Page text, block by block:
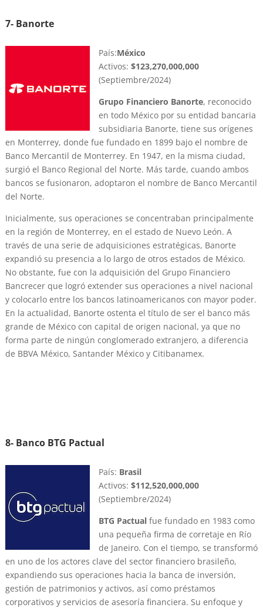
7- Banorte
País:México
Activos: $123,270,000,000
(Septiembre/2024)
Grupo Financiero Banorte, reconocido
en todo México por su entidad bancaria
subsidiaria Banorte, tiene sus orígenes
en Monterrey, donde fue fundado en 1899 bajo el nombre de
Banco Mercantil de Monterrey. En 1947, en la misma ciudad,
surgió el Banco Regional del Norte. Más tarde, cuando ambos
bancos se fusionaron, adoptaron el nombre de Banco Mercantil
del Norte.
Inicialmente, sus operaciones se concentraban principalmente
en la región de Monterrey, en el estado de Nuevo León. A
través de una serie de adquisiciones estratégicas, Banorte
expandió su presencia a lo largo de otros estados de México.
No obstante, fue con la adquisición del Grupo Financiero
Bancrecer que logró extender sus operaciones a nivel nacional
y colocarlo entre los bancos latinoamericanos con mayor poder.
En la actualidad, Banorte ostenta el título de ser el banco más
grande de México con capital de origen nacional, ya que no
forma parte de ningún conglomerado extranjero, a diferencia
de BBVA México, Santander México y Citibanamex.
8- Banco BTG Pactual
País: Brasil
Activos: $112,520,000,000
(Septiembre/2024)
BTG Pactualfue fundado en 1983 como
una pequeña firma de corretaje en Río
de Janeiro. Con el tiempo, se transformó
en uno de los actores clave del sector financiero brasileño,
expandiendo sus operaciones hacia la banca de inversión,
gestión de patrimonios y activos, así como préstamos
corporativos y servicios de asesoría financiera. Su enfoque y